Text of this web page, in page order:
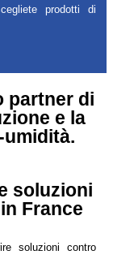
prodotti di
partner di
e la
soluzioni
France
soluzioni contro